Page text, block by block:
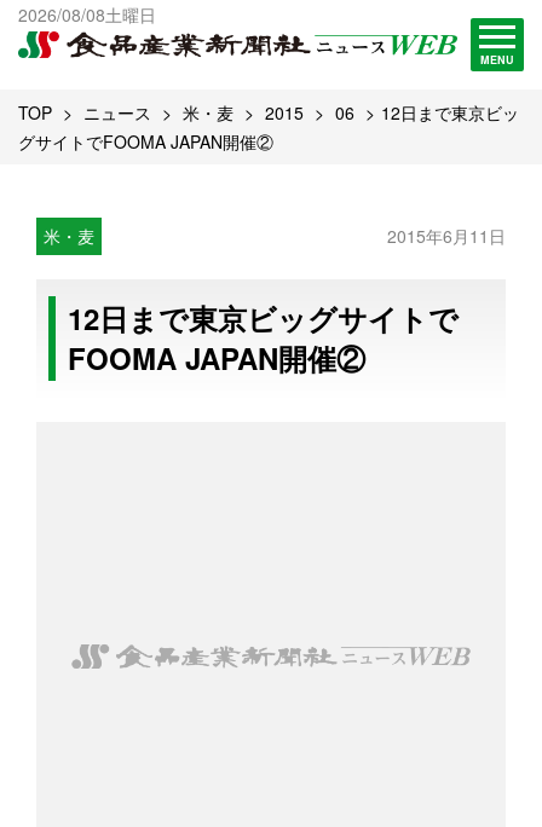
2026/08/08土曜日
MENU
出版物一覧へ
試読・購読申し込み
TOP ニュース 米・麦 2015 06
12日まで東京ビッ
グサイトでFOOMA JAPAN開催②
米・麦 2015年6月11日
12日まで東京ビッグサイトで
FOOMA JAPAN開催②